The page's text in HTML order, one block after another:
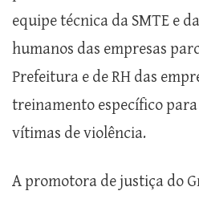
equipe técnica da SMTE e
humanos das empresas
Prefeitura e de RH das
treinamento específico
vítimas de violência.
A promotora de justiça do